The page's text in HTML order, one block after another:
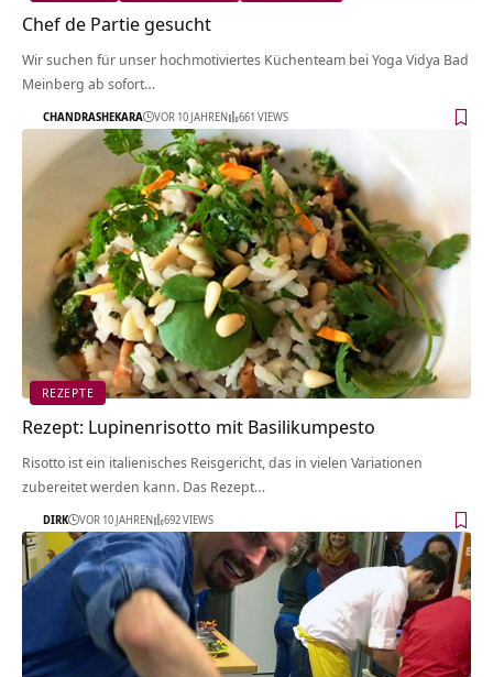
Chef de Partie gesucht
Wir suchen für unser hochmotiviertes Küchenteam bei Yoga Vidya Bad
Meinberg ab sofort…
CHANDRASHEKARA VOR 10 JAHREN 661 VIEWS
REZEPTE
Rezept: Lupinenrisotto mit Basilikumpesto
Risotto ist ein italienisches Reisgericht, das in vielen Variationen
zubereitet werden kann. Das Rezept…
DIRK VOR 10 JAHREN 692 VIEWS